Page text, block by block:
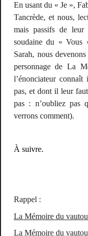
En usant du « Je »,
Tancrède, et nous,
mais passifs de leur
soudaine du « Vous
Sarah, nous
personnage deLa
l’énonciateur
pas, et dont il leur
pas : n’oubliez pas
verrons comment).
À suivre.
Rappel :
La Mémoire du
La Mémoire du